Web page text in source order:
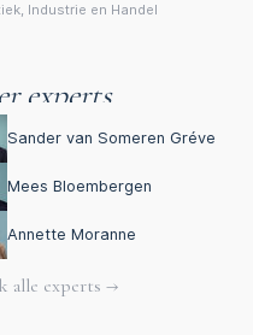
Industrie en Handel
experts
Sander van Someren Gréve
Mees Bloembergen
Annette Moranne
alle experts →